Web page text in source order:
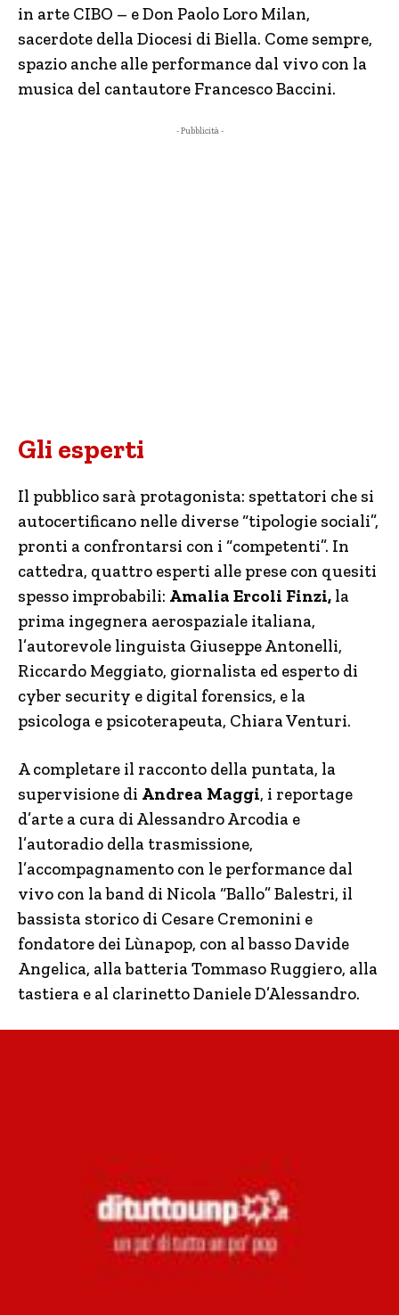
in arte CIBO – e Don Paolo Loro Milan,
sacerdote della Diocesi di Biella. Come sempre,
spazio anche alle performance dal vivo con la
musica del cantautore Francesco Baccini.
- Pubblicità -
Gli esperti
Il pubblico sarà protagonista: spettatori che si
autocertificano nelle diverse “tipologie sociali”,
pronti a confrontarsi con i “competenti”. In
cattedra, quattro esperti alle prese con quesiti
spesso improbabili: Amalia Ercoli Finzi, la
prima ingegnera aerospaziale italiana,
l’autorevole linguista Giuseppe Antonelli,
Riccardo Meggiato, giornalista ed esperto di
cyber security e digital forensics, e la
psicologa e psicoterapeuta, Chiara Venturi.
A completare il racconto della puntata, la
supervisione di Andrea Maggi, i reportage
d’arte a cura di Alessandro Arcodia e
l’autoradio della trasmissione,
l’accompagnamento con le performance dal
vivo con la band di Nicola “Ballo” Balestri, il
bassista storico di Cesare Cremonini e
fondatore dei Lùnapop, con al basso Davide
Angelica, alla batteria Tommaso Ruggiero, alla
tastiera e al clarinetto Daniele D’Alessandro.